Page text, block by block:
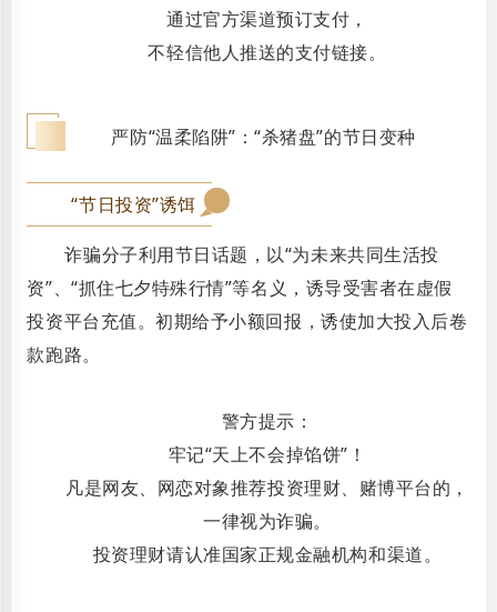
通过官方渠道预订支付，
不轻信他人推送的支付链接。
严防“温柔陷阱”：“杀猪盘”的节日变种
“节日投资”诱饵
诈骗分子利用节日话题，以“为未来共同生活投
资”、“抓住七夕特殊行情”等名义，诱导受害者在虚假
投资平台充值。初期给予小额回报，诱使加大投入后卷
款跑路。
警方提示：
牢记“天上不会掉馅饼”！
凡是网友、网恋对象推荐投资理财、赌博平台的，
一律视为诈骗。
投资理财请认准国家正规金融机构和渠道。